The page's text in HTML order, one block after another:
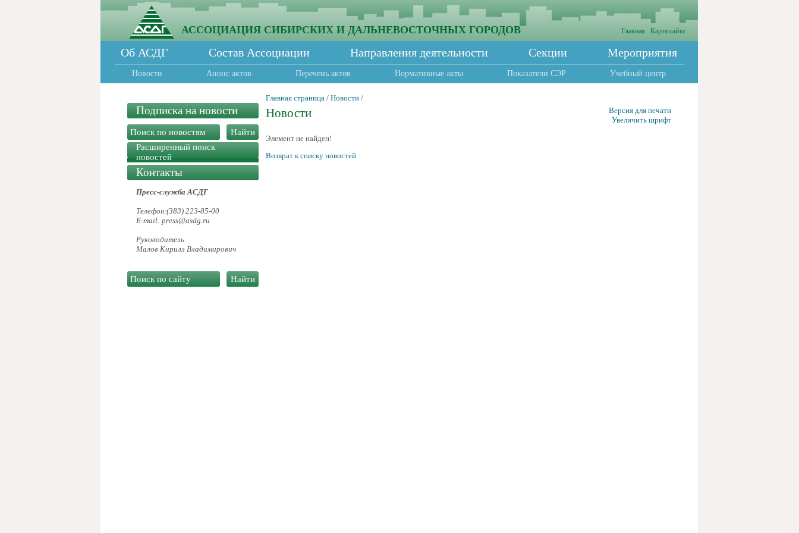
АССОЦИАЦИЯ СИБИРСКИХ И ДАЛЬНЕВОСТОЧНЫХ ГОРОДОВ Главная Карта сайта
Об АСДГ Состав Ассоциации Направления деятельности Секции Мероприятия
Новости Анонс актов Перечень актов Нормативные акты Показатели СЭР Учебный центр
Подписка на новости
Расширенный поиск
новостей
Контакты
Пресс-служба АСДГ
Телефон:(383) 223-85-00
E-mail: press@asdg.ru
Руководитель
Малов Кирилл Владимирович
Главная страница / Новости /
Новости
Версия для печати
Увеличить шрифт
Элемент не найден!
Возврат к списку новостей